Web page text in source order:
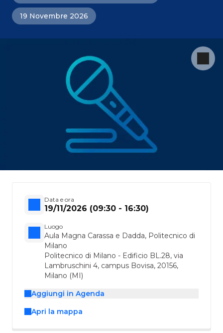
19 Novembre 2026
Data e ora
19/11/2026 (09:30 - 16:30)
Aggiungi in Agenda
Luogo
Aula Magna Carassa e Dadda, Politecnico di
Milano
Politecnico di Milano - Edificio BL.28, via
Lambruschini 4, campus Bovisa, 20156,
Milano (MI)
Apri la mappa